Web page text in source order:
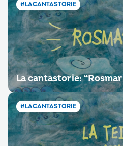
#LACANTASTORIE
La cantastorie:
#LACANTASTORIE